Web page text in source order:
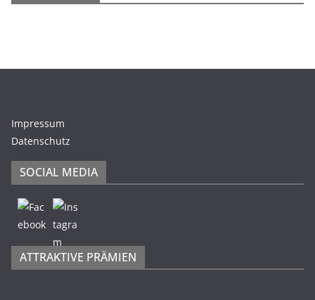
Impressum
Datenschutz
SOCIAL MEDIA
ATTRAKTIVE PRÄMIEN